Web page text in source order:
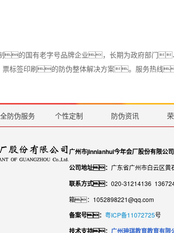
的国有老字号品牌企业，长期为政府部门
签印刷的防伪整体解决方案。服务热线
防伪服务 个性定制 防伪资讯
广州市jinnianhui今年会厂股份有限公
公司地址： 广东省广州市白云区
联系方式： 020-31214136
箱：1052898221@qq.com
备案号： 粤ICP备11072725号
技术支持： 广州珅琪教育教育有限